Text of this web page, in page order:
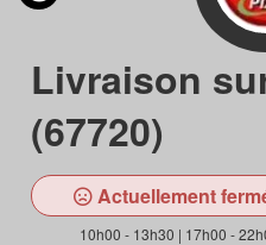
Livraison
(67720)
Actuellement
10h00 - 13h30 | 17h00 -